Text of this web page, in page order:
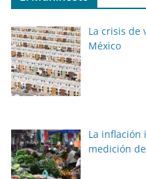
La crisis de
México
La inflación
medición